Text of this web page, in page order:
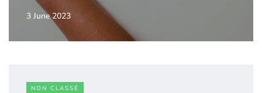
3 June 2023
NON CLASSÉ